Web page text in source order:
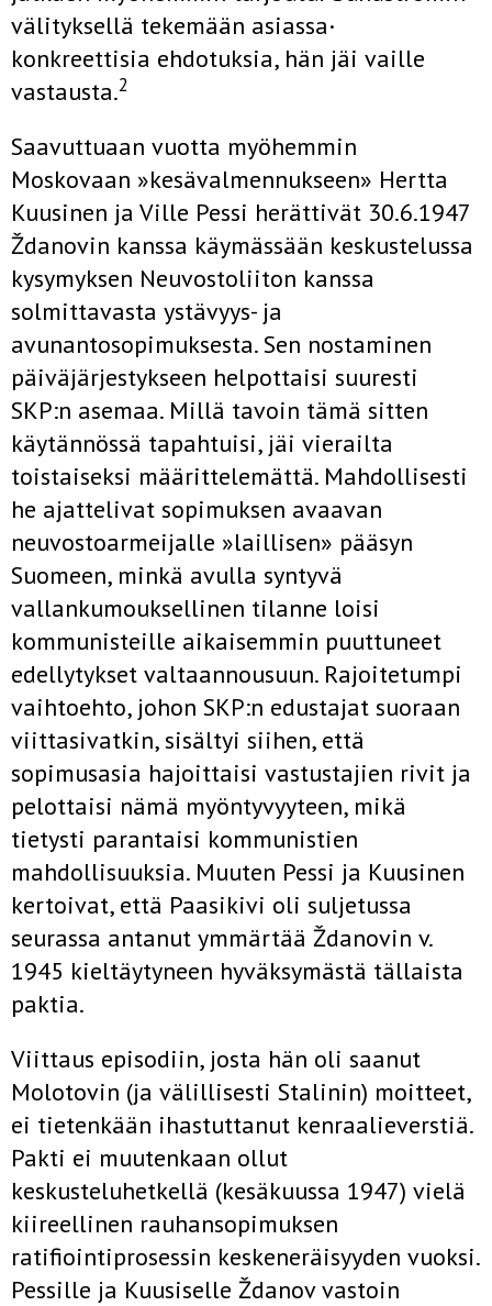
välityksellä tekemään asiassa·
konkreettisia ehdotuksia, hän jäi vaille
vastausta.2
Saavuttuaan vuotta myöhemmin
Moskovaan »kesävalmennukseen» Hertta
Kuusinen ja Ville Pessi herättivät 30.6.1947
Ždanovin kanssa käymässään keskustelussa
kysymyksen Neuvostoliiton kanssa
solmittavasta ystävyys- ja
avunantosopimuksesta. Sen nostaminen
päiväjärjestykseen helpottaisi suuresti
SKP:n asemaa. Millä tavoin tämä sitten
käytännössä tapahtuisi, jäi vierailta
toistaiseksi määrittelemättä. Mahdollisesti
he ajattelivat sopimuksen avaavan
neuvostoarmeijalle »laillisen» pääsyn
Suomeen, minkä avulla syntyvä
vallankumouksellinen tilanne loisi
kommunisteille aikaisemmin puuttuneet
edellytykset valtaannousuun. Rajoitetumpi
vaihtoehto, johon SKP:n edustajat suoraan
viittasivatkin, sisältyi siihen, että
sopimusasia hajoittaisi vastustajien rivit ja
pelottaisi nämä myöntyvyyteen, mikä
tietysti parantaisi kommunistien
mahdollisuuksia. Muuten Pessi ja Kuusinen
kertoivat, että Paasikivi oli suljetussa
seurassa antanut ymmärtää Ždanovin v.
1945 kieltäytyneen hyväksymästä tällaista
paktia.
Viittaus episodiin, josta hän oli saanut
Molotovin (ja välillisesti Stalinin) moitteet,
ei tietenkään ihastuttanut kenraalieverstiä.
Pakti ei muutenkaan ollut
keskusteluhetkellä (kesäkuussa 1947) vielä
kiireellinen rauhansopimuksen
ratifiointiprosessin keskeneräisyyden vuoksi.
Pessille ja Kuusiselle Ždanov vastoin